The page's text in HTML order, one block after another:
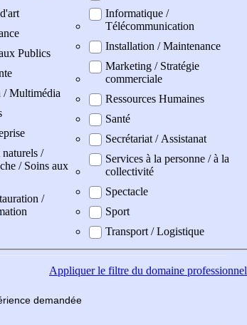
Publics
/ Multimédia
naturels /
/ Soins aux
/
Informatique /
Télécommunication
Installation / Maintenance
Marketing / Stratégie
commerciale
Ressources Humaines
Santé
Secrétariat / Assistanat
Services à la personne / à la
collectivité
Spectacle
Sport
Transport / Logistique
Appliquerle filtre du domaine professionnel
demandée